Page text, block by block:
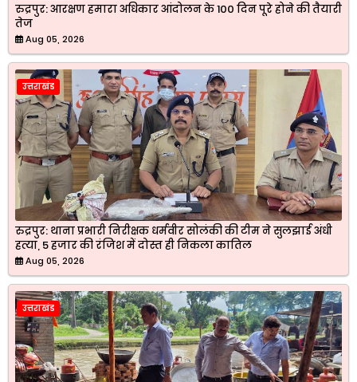
रुद्रपुर: आरक्षण हमारा अधिकार आंदोलन के 100 दिन पूरे होने की तैयारी
तेज
Aug 05, 2026
उत्तराखंड
रुद्रपुर: थाना प्रभारी निरीक्षक धर्मवीर सोलंकी की टीम ने सुलझाई अंधी
हत्या, 5 हजार की रंजिश में दोस्त ही निकला कातिल
Aug 05, 2026
उत्तराखंड